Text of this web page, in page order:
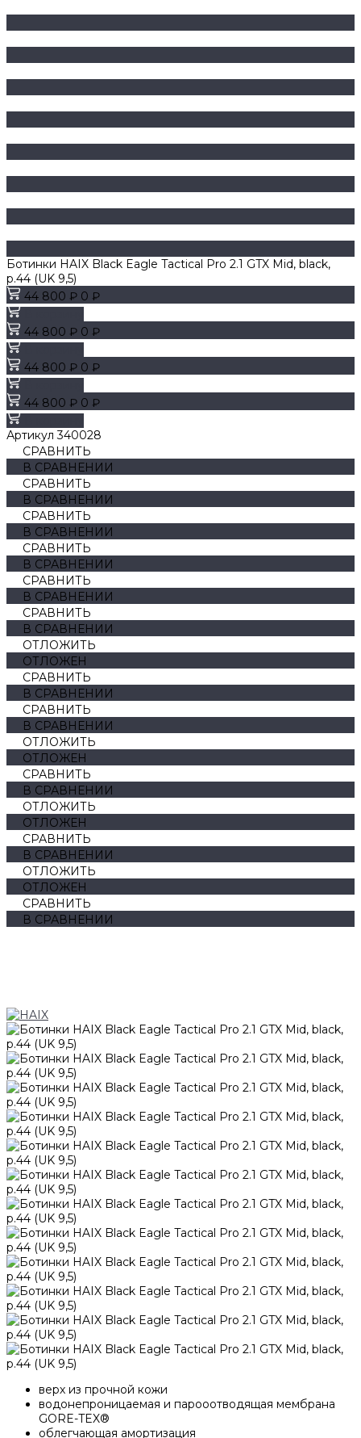
Ботинки HAIX Black Eagle Tactical Pro 2.1 GTX Mid, black,
р.44 (UK 9,5)
44 800 ₽ 0 ₽
44 800 ₽ 0 ₽
44 800 ₽ 0 ₽
44 800 ₽ 0 ₽
Артикул340028
СРАВНИТЬ
В СРАВНЕНИИ
СРАВНИТЬ
В СРАВНЕНИИ
СРАВНИТЬ
В СРАВНЕНИИ
СРАВНИТЬ
В СРАВНЕНИИ
СРАВНИТЬ
В СРАВНЕНИИ
СРАВНИТЬ
В СРАВНЕНИИ
ОТЛОЖИТЬ
ОТЛОЖЕН
СРАВНИТЬ
В СРАВНЕНИИ
СРАВНИТЬ
В СРАВНЕНИИ
ОТЛОЖИТЬ
ОТЛОЖЕН
СРАВНИТЬ
В СРАВНЕНИИ
ОТЛОЖИТЬ
ОТЛОЖЕН
СРАВНИТЬ
В СРАВНЕНИИ
ОТЛОЖИТЬ
ОТЛОЖЕН
СРАВНИТЬ
В СРАВНЕНИИ
верх из прочной кожи
водонепроницаемая и парооотводящая мембрана
GORE-TEX®
облегчающая амортизация